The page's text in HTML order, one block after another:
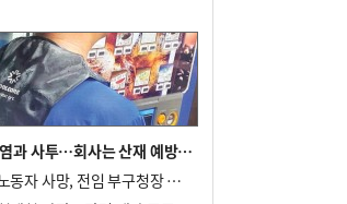
노동자 살인 폭염과 사투…회사는 산재 예방·전기료 절감 전력
강서구 기간제노동자 사망, 전임 부구청장 檢 송치